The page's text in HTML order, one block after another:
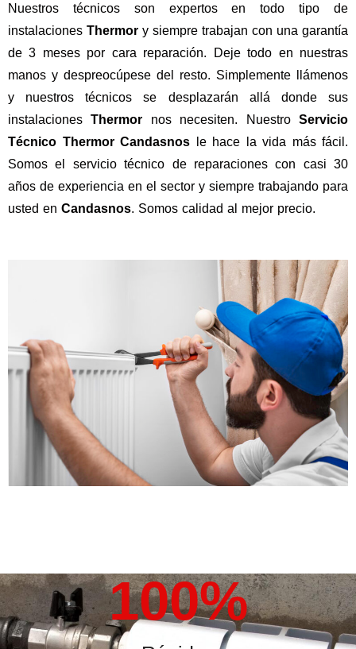
Nuestros técnicos son expertos en todo tipo de
instalaciones Thermor y siempre trabajan con una garantía
de 3 meses por cara reparación. Deje todo en nuestras
manos y despreocúpese del resto. Simplemente llámenos
y nuestros técnicos se desplazarán allá donde sus
instalacionesThermor nos necesiten. NuestroServicio
Técnico Thermor Candasnos le hace la vida más fácil.
Somos el servicio técnico de reparaciones con casi 30
años de experiencia en el sector y siempre trabajando para
usted en Candasnos. Somos calidad al mejor precio.
100%